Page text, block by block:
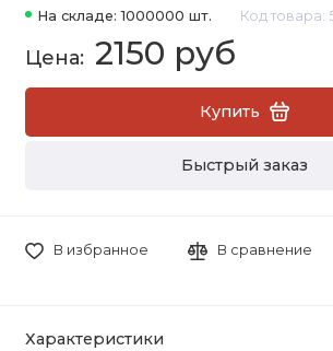
На складе: 1000000 шт. Код товара:
2150 руб
Купить
Быстрый заказ
В избранное В сравнение
Характеристики